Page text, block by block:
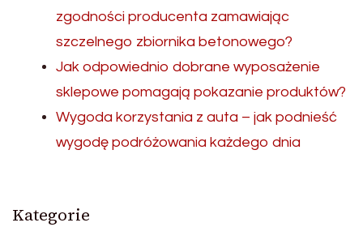
zgodności producenta zamawiając
szczelnego zbiornika betonowego?
Jak odpowiednio dobrane wyposażenie
sklepowe pomagają pokazanie produktów?
Wygoda korzystania z auta – jak podnieść
wygodę podróżowania każdego dnia
Kategorie